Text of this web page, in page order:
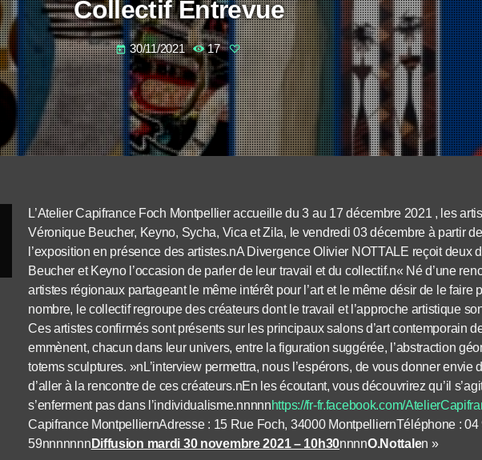
Collectif Entrevue
today 30/11/2021 17
L’Atelier Capifrance Foch Montpellier accueille du 3 au 17 décembre 2021 , les
Véronique Beucher, Keyno, Sycha, Vica et Zila, le vendredi 03 décembre à partir
l’exposition en présence des artistes.nA Divergence Olivier NOTTALE reçoit deux
Beucher et Keyno l’occasion de parler de leur travail et du collectif.n« Né d’une
artistes régionaux partageant le même intérêt pour l’art et le même désir de le faire
nombre, le collectif regroupe des créateurs dont le travail et l’approche artistique
Ces artistes confirmés sont présents sur les principaux salons d’art contemporain
emmènent, chacun dans leur univers, entre la figuration suggérée, l’abstraction
totems sculptures. »nL’interview permettra, nous l’espérons, de vous donner envie
d’aller à la rencontre de ces créateurs.nEn les écoutant, vous découvrirez qu’il
s’enferment pas dans l’individualisme.nnnnnhttps://fr-fr.facebook.com/
Capifrance MontpelliernAdresse : 15 Rue Foch, 34000 MontpelliernTéléphone : 04
59nnnnnnn Diffusion mardi 30 novembre 2021 – 10h30nnnnO.Nottalen »